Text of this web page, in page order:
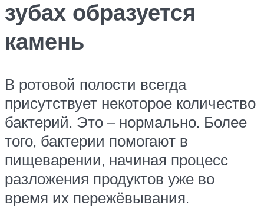
зубах образуется
камень
В ротовой полости всегда
присутствует некоторое количество
бактерий. Это – нормально. Более
того, бактерии помогают в
пищеварении, начиная процесс
разложения продуктов уже во
время их пережёвывания.